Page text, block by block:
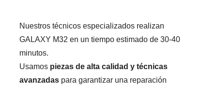
Nuestros técnicos especializados realizan
GALAXY M32 en un tiempo estimado de 30-40
minutos.
Usamos piezas de alta calidad y técnicas
avanzadas para garantizar una reparación